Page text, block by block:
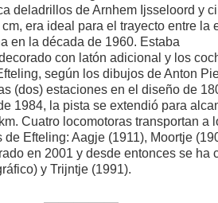
deladrillos de Arnhem Ijsseloord y
era ideal para el trayecto entre la
en la década de 1960. Estaba
con latón adicional y los
según los dibujos de Anton
(dos) estaciones en el diseño de
1984, la pista se extendió para
Cuatro locomotoras transportan a
de Efteling: Aagje (1911), Moortje
en 2001 y desde entonces se ha
y Trijntje (1991).